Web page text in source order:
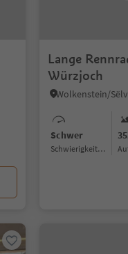
Lange
Würzjoch
Schwer
Schwierigkeitsgrad